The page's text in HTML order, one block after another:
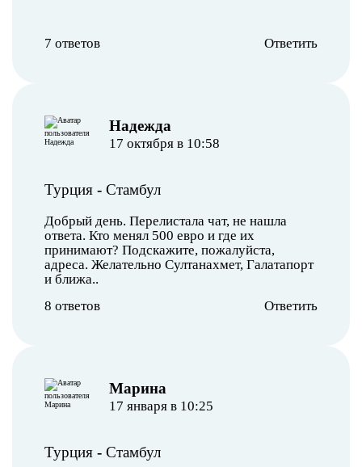
7 ответов Ответить
Надежда
17 октября в 10:58
Турция - Стамбул
Добрый день. Перелистала чат, не нашла
ответа. Кто менял 500 евро и где их
принимают? Подскажите, пожалуйста,
адреса. Желательно Султанахмет, Галатапорт
и ближа..
8 ответов
Ответить
Марина
17 января в 10:25
Турция - Стамбул